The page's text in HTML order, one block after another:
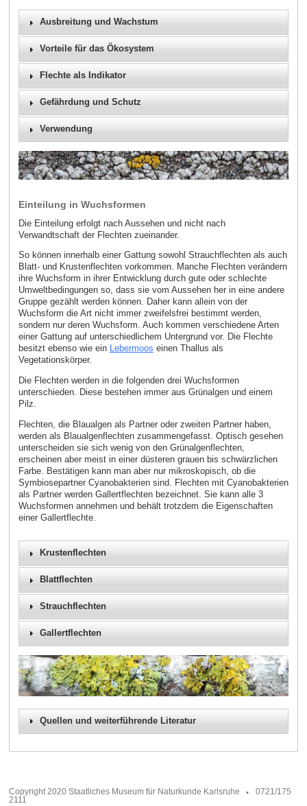
Ausbreitung und Wachstum
Vorteile für das Ökosystem
Flechte als Indikator
Gefährdung und Schutz
Verwendung
Einteilung in Wuchsformen
Die Einteilung erfolgt nach Aussehen und nicht nach
Verwandtschaft der Flechten zueinander.
So können innerhalb einer Gattung sowohl Strauchflechten als auch
Blatt- und Krustenflechten vorkommen. Manche Flechten verändern
ihre Wuchsform in ihrer Entwicklung durch gute oder schlechte
Umweltbedingungen so, dass sie vom Aussehen her in eine andere
Gruppe gezählt werden können. Daher kann allein von der
Wuchsform die Art nicht immer zweifelsfrei bestimmt werden,
sondern nur deren Wuchsform. Auch kommen verschiedene Arten
einer Gattung auf unterschiedlichem Untergrund vor. Die Flechte
besitzt ebenso wie ein Lebermoos einen Thallus als
Vegetationskörper.
Die Flechten werden in die folgenden drei Wuchsformen
unterschieden. Diese bestehen immer aus Grünalgen und einem
Pilz.
Flechten, die Blaualgen als Partner oder zweiten Partner haben,
werden als Blaualgenflechten zusammengefasst. Optisch gesehen
unterscheiden sie sich wenig von den Grünalgenflechten,
erscheinen aber meist in einer düsteren grauen bis schwärzlichen
Farbe. Bestätigen kann man aber nur mikroskopisch, ob die
Symbiosepartner Cyanobakterien sind. Flechten mit Cyanobakterien
als Partner werden Gallertflechten bezeichnet. Sie kann alle 3
Wuchsformen annehmen und behält trotzdem die Eigenschaften
einer Gallertflechte.
Krustenflechten
Blattflechten
Strauchflechten
Gallertflechten
Quellen und weiterführende Literatur
Copyright 2020 Staatliches Museum für Naturkunde Karlsruhe
0721/175
2111